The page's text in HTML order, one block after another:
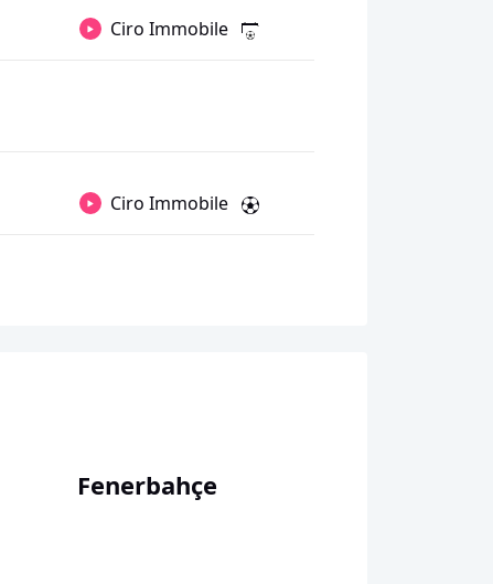
Ciro Immobile
Ciro Immobile
Fenerbahçe